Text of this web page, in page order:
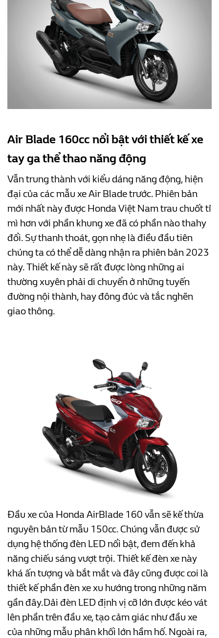
Air Blade 160cc nổi bật với thiết kế xe
tay ga thể thao năng động
Vẫn trung thành với kiểu dáng năng động, hiện
đại của các mẫu xe Air Blade trước. Phiên bản
mới nhất này được Honda Việt Nam trau chuốt tỉ
mì hơn với phần khung xe đã có phần nào thahy
đổi. Sự thanh thoát, gọn nhẹ là điều đầu tiên
chúng ta có thể dễ dàng nhận ra phiên bản 2023
này. Thiết kế này sẽ rất được lòng những ai
thường xuyên phải di chuyển ở những tuyến
đường nội thành, hay đông đúc và tắc nghẽn
giao thông.
Đầu xe của Honda AirBlade 160 vẫn sẽ kế thừa
nguyên bản từ mẫu 150cc. Chúng vẫn được sử
dụng hệ thống đèn LED nổi bật, đem đến khả
năng chiếu sáng vượt trội. Thiết kế đèn xe này
khá ấn tượng và bắt mắt và đây cũng được coi là
thiết kế phần đèn xe xu hướng trong những năm
gần đây.Dải đèn LED định vị cỡ lớn được kéo vát
lên phần trên đầu xe, tạo cảm giác như đầu xe
của những mẫu phân khối lớn hầm hố. Ngoài ra,